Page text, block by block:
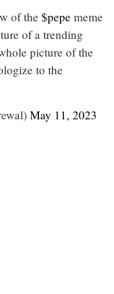
of the $pepe meme
of a trending
picture of the
to the
May 11, 2023